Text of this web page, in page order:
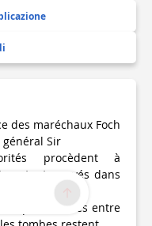
des maréchaux Foch
Sir
procèdent à
portant, gravés dans
tombés entre